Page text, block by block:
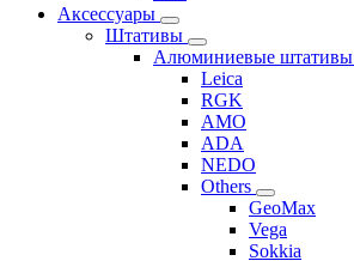
Аксессуары
Штативы
Алюминиевые штативы
Leica
RGK
AMO
ADA
NEDO
Others
GeoMax
Vega
Sokkia